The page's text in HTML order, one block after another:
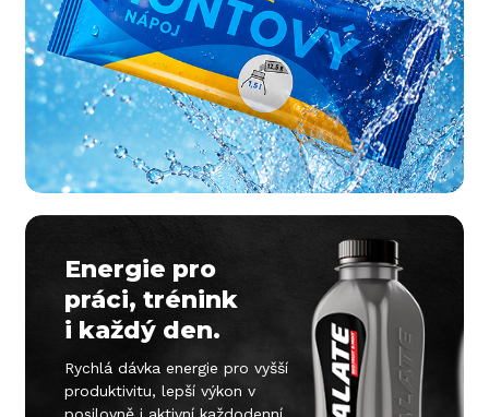
Energie pro
práci, trénink
i každý den.
Rychlá dávka energie pro vyšší
produktivitu, lepší výkon v
posilovně i aktivní každodenní